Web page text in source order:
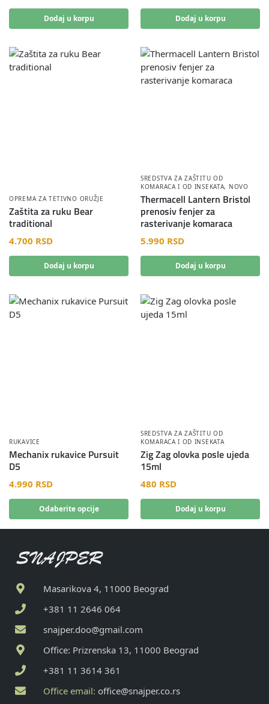
Dodaj u korpu Dodaj u korpu
OPREMA ZA TETIVNO ORUŽJE
Zaštita za ruku Bear
traditional
4.700 RSD
Dodaj u korpu
SREDSTVA ZA ZAŠTITU OD
KOMARACA I OD INSEKATA, NOVO
Thermacell Lantern Bristol
prenosiv fenjer za
rasterivanje komaraca
5.990 RSD
Dodaj u korpu
RUKAVICE
Mechanix rukavice Pursuit
D5
4.990 RSD
Odaberite opcije
SREDSTVA ZA ZAŠTITU OD
KOMARACA I OD INSEKATA
Zig Zag olovka posle ujeda
15ml
480 RSD
Dodaj u korpu
Masarikova 4, 11000 Beograd
+381 11 2646 064
snajper.doo@gmail.com
Office: Prizrenska 13, 11000 Beograd
+381 11 3614 361
Office email: office@snajper.co.rs